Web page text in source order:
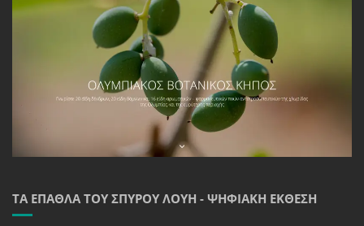
ΤΑ ΈΠΑΘΛΑ ΤΟΥ ΣΠΎΡΟΥ ΛΟΎΗ - ΨΗΦΙΑΚΉ ΈΚΘΕΣΗ